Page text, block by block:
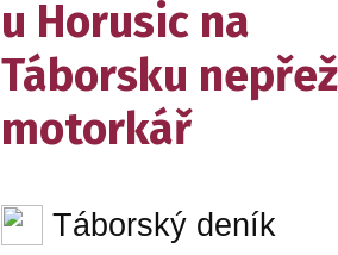
u Horusic na
Táborsku
motorkář
Táborský deník